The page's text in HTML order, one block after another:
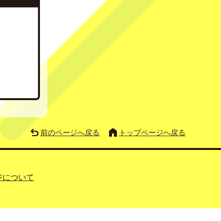
前のページへ戻る トップページへ戻る
ついて